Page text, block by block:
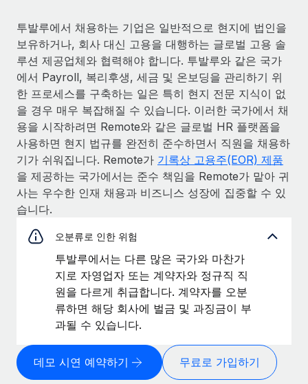
투발루에서 채용하는 기업은 일반적으로 현지에 법인을
보유하거나, 회사 대신 고용을 대행하는 글로벌 고용 솔
루션 제공업체와 협력해야 합니다. 투발루와 같은 국가
에서 Payroll, 복리후생, 세금 및 온보딩을 관리하기 위
한 프로세스를 구축하는 일은 특히 현지 전문 지식이 없
을 경우 매우 복잡해질 수 있습니다. 이러한 국가에서 채
용을 시작하려면 Remote와 같은 글로벌 HR 플랫폼을
사용하면 현지 법규를 완전히 준수하면서 직원을 채용하
기가 쉬워집니다. Remote가 기록상 고용주(EOR) 제품
을 제공하는 국가에서는 준수 책임을 Remote가 맡아 귀
사는 우수한 인재 채용과 비즈니스 성장에 집중할 수 있
습니다.
오분류로 인한 위험
투발루에서는 다른 많은 국가와 마찬가
지로 자영업자 또는 계약자와 정규직 직
원을 다르게 취급합니다. 계약자를 오분
류하면 해당 회사에 벌금 및 과징금이 부
과될 수 있습니다.
데모 시연 예약하기 무료로 가입하기